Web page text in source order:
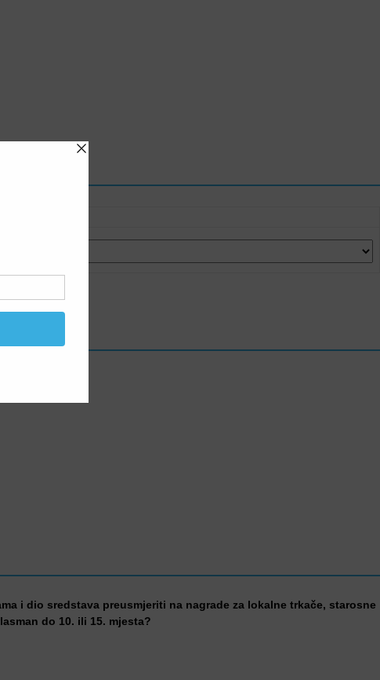
i dio sredstava preusmjeriti na nagrade za lokalne trkače, starosne
do 10. ili 15. mjesta?